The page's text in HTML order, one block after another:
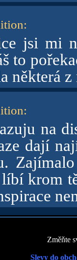
:
jsi mi
to
některá
:
na
dají
krom
Změňte
Slevy do